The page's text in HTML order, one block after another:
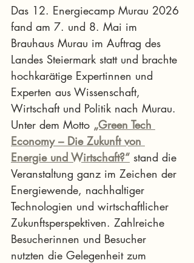
Das 12. Energiecamp Murau 2026
fand am 7. und 8. Mai im
Brauhaus Murau im Auftrag des
Landes Steiermark statt und brachte
hochkarätige Expertinnen und
Experten aus Wissenschaft,
Wirtschaft und Politik nach Murau.
Unter dem Motto „Green Tech
Economy – Die Zukunft von
Energie und Wirtschaft?“ stand die
Veranstaltung ganz im Zeichen der
Energiewende, nachhaltiger
Technologien und wirtschaftlicher
Zukunftsperspektiven. Zahlreiche
Besucherinnen und Besucher
nutzten die Gelegenheit zum